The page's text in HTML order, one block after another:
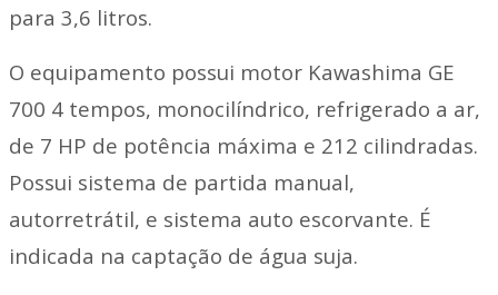
para 3,6 litros.
O equipamento possui motor Kawashima GE
700 4 tempos, monocilíndrico, refrigerado a ar,
de 7 HP de potência máxima e 212 cilindradas.
Possui sistema de partida manual,
autorretrátil, e sistema auto escorvante. É
indicada na captação de água suja.